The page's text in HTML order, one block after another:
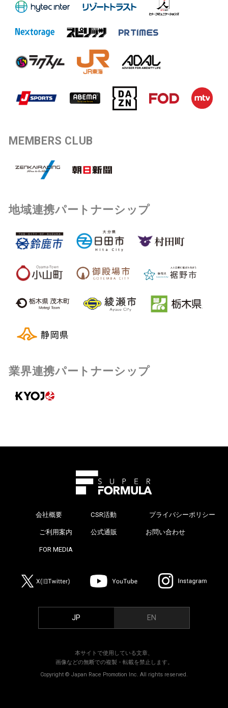
MEMBERS CLUB
地域連携パートナーシップ
業界連携パートナーシップ
会社概要 CSR活動 プライバシーポリシー
ご利用案内 公式通販 お問い合わせ
FOR MEDIA
JP EN
本サイトで使用している文章、
画像などの無断での複製・転載を禁止します。
Copyright © Japan Race Promotion Inc. All rights reserved.